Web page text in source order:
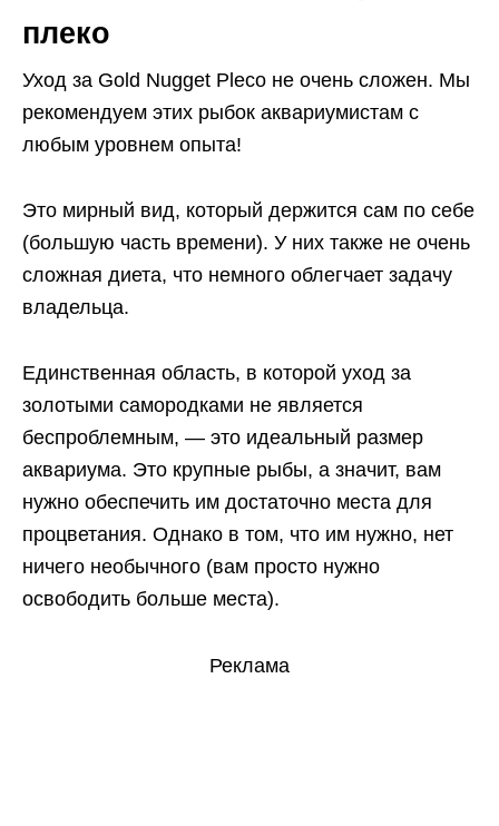
плеко
Уход за Gold Nugget Pleco не очень сложен. Мы
рекомендуем этих рыбок аквариумистам с
любым уровнем опыта!
Это мирный вид, который держится сам по себе
(большую часть времени). У них также не очень
сложная диета, что немного облегчает задачу
владельца.
Единственная область, в которой уход за
золотыми самородками не является
беспроблемным, — это идеальный размер
аквариума. Это крупные рыбы, а значит, вам
нужно обеспечить им достаточно места для
процветания. Однако в том, что им нужно, нет
ничего необычного (вам просто нужно
освободить больше места).
Реклама